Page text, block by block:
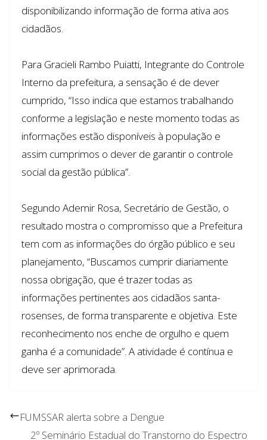
disponibilizando informação de forma ativa aos
cidadãos.
Para Gracieli Rambo Puiatti, Integrante do Controle
Interno da prefeitura, a sensação é de dever
cumprido, “Isso indica que estamos trabalhando
conforme a legislação e neste momento todas as
informações estão disponíveis à população e
assim cumprimos o dever de garantir o controle
social da gestão pública”.
Segundo Ademir Rosa, Secretário de Gestão, o
resultado mostra o compromisso que a Prefeitura
tem com as informações do órgão público e seu
planejamento, “Buscamos cumprir diariamente
nossa obrigação, que é trazer todas as
informações pertinentes aos cidadãos santa-
rosenses, de forma transparente e objetiva. Este
reconhecimento nos enche de orgulho e quem
ganha é a comunidade”. A atividade é contínua e
deve ser aprimorada.
FUMSSAR alerta sobre a Dengue
2º Seminário Estadual do Transtorno do Espectro